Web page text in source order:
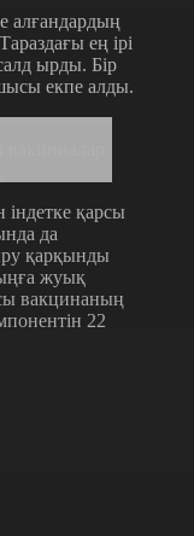
алғандардың
ең ірі
ырды. Бір
екпе алды.
қарсы
да
қарқынды
жуық
вакцинаның
22